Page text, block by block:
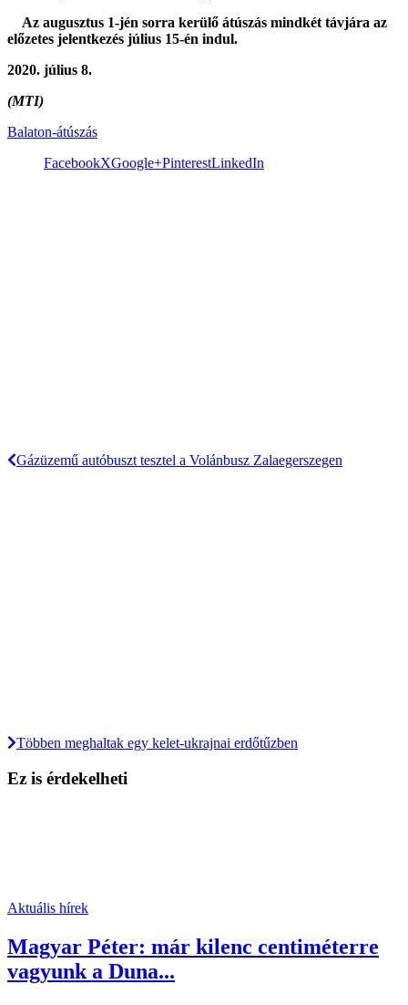
Az augusztus 1-jén sorra kerülő átúszás mindkét távjára az
előzetes jelentkezés július 15-én indul.
2020. július 8.
(MTI)
Balaton-átúszás
FacebookXGoogle+PinterestLinkedIn
Gázüzemű autóbuszt tesztel a Volánbusz Zalaegerszegen
Többen meghaltak egy kelet-ukrajnai erdőtűzben
Ez is érdekelheti
Aktuális hírek
Magyar Péter: már kilenc centiméterre
vagyunk a Duna...